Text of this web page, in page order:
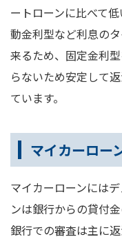
ートローンに比べて
動金利型など利息の
来るため、固定金利
らないため安定して
ています。
マイカーロー
マイカーローンには
ンは銀行からの貸付
銀行での審査は主に